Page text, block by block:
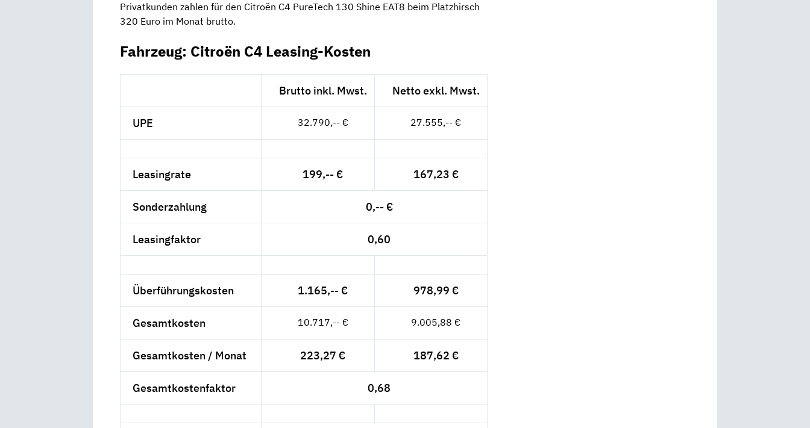
Privatkunden zahlen für den Citroën C4 PureTech 130 Shine EAT8 beim Platzhirsch
320 Euro im Monat brutto.
Fahrzeug: Citroën C4 Leasing-Kosten
Brutto inkl. Mwst. Netto exkl. Mwst.
UPE 32.790,-- € 27.555,-- €
Leasingrate 199,-- € 167,23 €
Sonderzahlung 0,-- €
Leasingfaktor 0,60
Überführungskosten 1.165,-- € 978,99 €
Gesamtkosten 10.717,-- € 9.005,88 €
Gesamtkosten / Monat 223,27 € 187,62 €
Gesamtkostenfaktor 0,68